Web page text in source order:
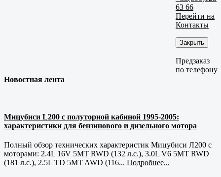
63 66
Перейти на
Контакты
Закрыть
Предзаказ
по телефону
Новостная лента
Мицубиси L200 с полуторной кабиной 1995-2005:
характеристики для бензинового и дизельного мотора
Полный обзор технических характеристик Мицубиси Л200 с
моторами: 2.4L 16V 5MT RWD (132 л.с.), 3.0L V6 5MT RWD
(181 л.с.), 2.5L TD 5MT AWD (116... Подробнее...